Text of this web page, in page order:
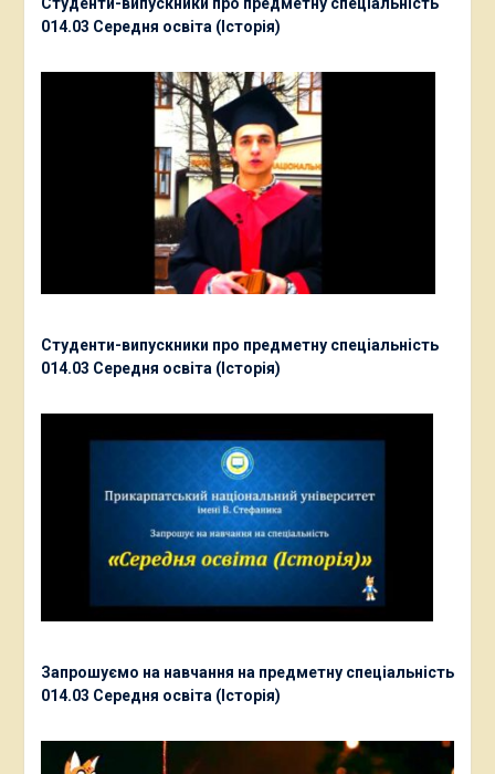
014.03 Середня освіта (Історія)
Студенти-випускники про предметну спеціальність
014.03 Середня освіта (Історія)
Запрошуємо на навчання на предметну спеціальність
014.03 Середня освіта (Історія)